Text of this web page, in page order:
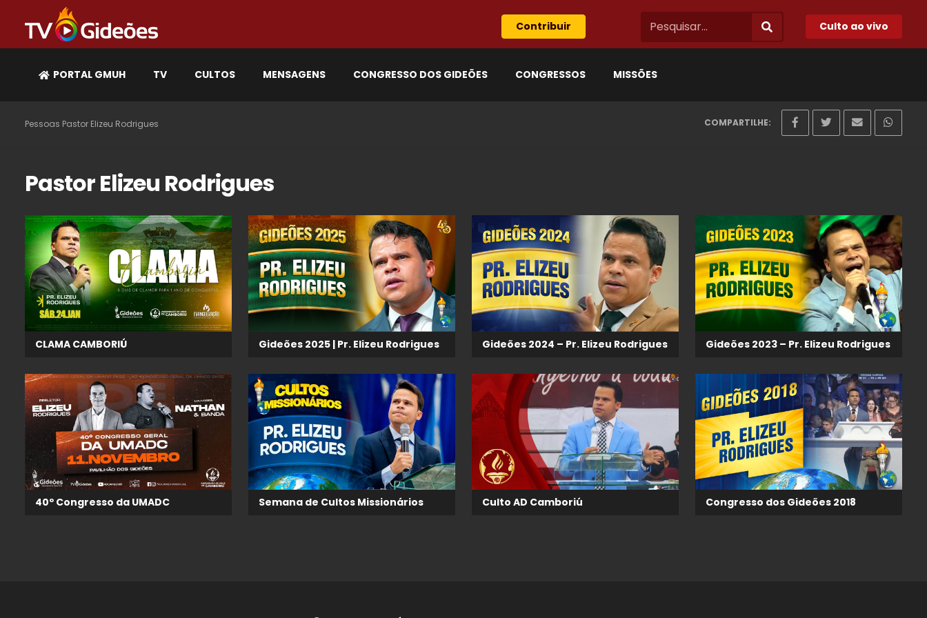
Contribuir Culto ao vivo
PORTAL GMUH TV CULTOS MENSAGENS CONGRESSO DOS GIDEÕES CONGRESSOS MISSÕES
Pessoas Pastor Elizeu Rodrigues COMPARTILHE:
Pastor Elizeu Rodrigues
CLAMA CAMBORIÚ Gideões 2025 | Pr. Elizeu Rodrigues Gideões 2024 – Pr. Elizeu Rodrigues Gideões 2023 – Pr. Elizeu Rodrigues
40º Congresso da UMADC Semana de Cultos Missionários Culto AD Camboriú Congresso dos Gideões 2018